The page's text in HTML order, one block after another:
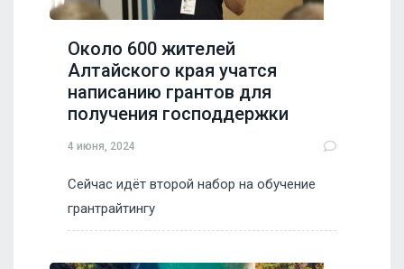
Около 600 жителей
Алтайского края учатся
написанию грантов для
получения господдержки
4 июня, 2024
Сейчас идёт второй набор на обучение
грантрайтингу